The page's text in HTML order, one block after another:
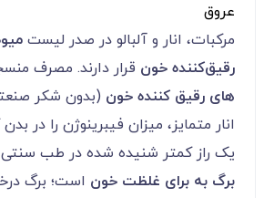
عروق
مرکبات، انار و آلبالو در صدر لیست
رقیق‌کننده خون قرار دارند. مصرف
های رقیق کننده خون (بدون شکر
انار متمایز، میزان فیبرینوژن را در
یک راز کمتر شنیده شده در طب
برگ به برای غلظت خون است؛ برگ